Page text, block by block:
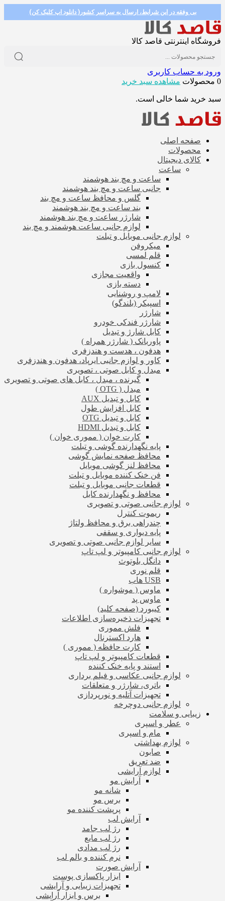
بی وفقه در این شرایط، ارسال به سراسر کشور( دانلود اپ کلیک کن)
فروشگاه اینترنتی قاصد کالا
ورود به حساب کاربری
0 محصولات
مشاهده سبد خرید
سبد خرید شما خالی است.
صفحه اصلی
محصولات
کالای دیجیتال
ساعت
ساعت و مچ بند هوشمند
جانبی ساعت و مچ بند هوشمند
گلس و محافظ ساعت و مچ بند
بند ساعت و مچ بند هوشمند
شارژر ساعت و مچ بند هوشمند
لوازم جانبی ساعت هوشمند و مچ بند
لوازم جانبی موبایل و تبلت
میکروفن
قلم لمسی
کنسول بازی
واقعیت مجازی
دسته بازی
لامپ و روشنایی
اسپیکر (بلندگو)
شارژر
شارژر فندکی خودرو
کابل شارژ و تبدیل
پاوربانک ( شارژر همراه )
هدفون ، هدست و هندزفری
کاور و لوازم جانبی ایرپاد، هدفون و هندزفری
مبدل و کابل صوتی ، تصویری
گیرنده ، مبدل ، کابل های صوتی و تصویری
مبدل ( OTG )
کابل و تبدیل AUX
کابل افزایش طول
کابل و تبدیل OTG
کابل و تبدیل HDMI
کارت خوان ( مموری خوان )
پایه نگهدارنده گوشی و تبلت
محافظ صفحه نمایش گوشی
محافظ لنز گوشی موبایل
فن خنک کننده موبایل و تبلت
قطعات جانبی موبایل و تبلت
محافظ و نگهدارنده کابل
لوازم جانبی صوتی و تصویری
ریموت کنترل
چندراهی برق و محافظ ولتاژ
پایه دیواری و سقفی
سایر لوازم جانبی صوتی و تصویری
لوازم جانبی کامپیوتر و لپ تاپ
دانگل بلوتوث
قلم نوری
USB هاب
ماوس ( موشواره )
ماوس پد
کیبورد (صفحه کلید)
تجهیزات ذخیره‌سازی اطلاعات
فلش مموری
هارد اکسترنال
کارت حافظه ( مموری )
قطعات کامپیوتر و لپ تاپ
استند و پایه خنک کننده
لوازم جانبی عکاسی و فیلم برداری
باتری، شارژر و متعلقات
تجهیزات آتلیه و نورپردازی
لوازم جانبی دوچرخه
زیبایی و سلامت
عطر و اسپری
مام و اسپری
لوازم بهداشتی
صابون
ضد تعریق
لوازم آرایشی
آرایش مو
شانه مو
برس مو
پرپشت کننده مو
آرایش لب
رژ لب جامد
رژ لب مایع
رژ لب مدادی
نرم کننده و بالم لب
آرایش صورت
ابزار پاکسازی پوست
تجهیزات زیبایی و آرایشی
برس و ابزار آرایشی